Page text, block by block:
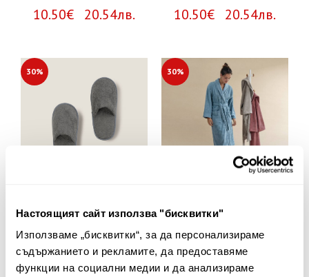
Настоящият сайт използва "бисквитки"
Използваме „бисквитки“, за да персонализираме
съдържанието и рекламите, да предоставяме
функции на социални медии и да анализираме
10.50€ 20.54лв.
10.50€ 20.54лв.
30%
+ 1
Пантофи за баня Neptuno
15.00€ 29.34лв.
30%
Халат Neptuno
75.00€ 146.69лв.